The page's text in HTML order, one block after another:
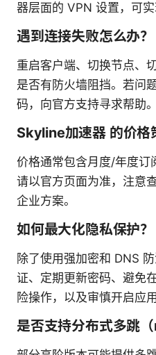
器层面的 VPN 设置，可实
遇到连接失败怎么办？
重启客户端、切换节点、
是否有防火墙阻挡。若问
码，向官方支持寻求帮助。
Skyline加速器 的价格
价格通常包含月度/年度订
请以官方页面为准，注意
企业方案。
如何最大化隐私保护？
除了使用强加密和 DNS
证、定期更新密码、避免
险操作，以及审慎开启应
是否支持分布式多跳